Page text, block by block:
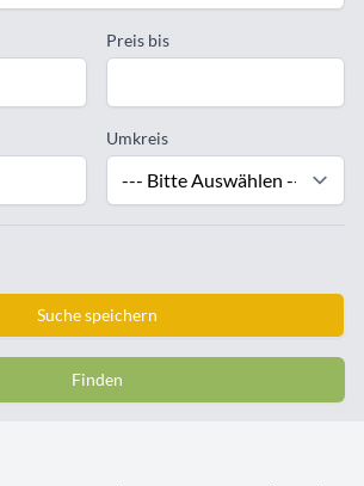
Preis bis
Umkreis
Suche speichern
Finden